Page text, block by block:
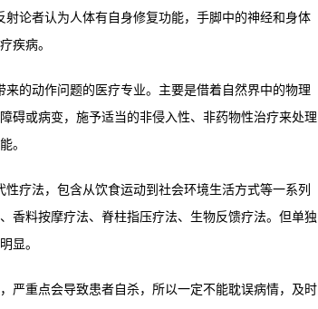
论者认为人体有自身修复功能，手脚中的神经和身体
疾病。
的动作问题的医疗专业。主要是借着自然界中的物理
碍或病变，施予适当的非侵入性、非药物性治疗来处理
。
法，包含从饮食运动到社会环境生活方式等一系列
香料按摩疗法、脊柱指压疗法、生物反馈疗法。但单独
显。
重点会导致患者自杀，所以一定不能耽误病情，及时